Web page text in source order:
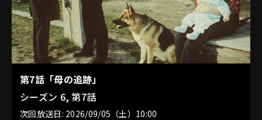
第7話「母の追跡」
シーズン 6, 第7話
次回放送日: 2026/09/05（土）10:00